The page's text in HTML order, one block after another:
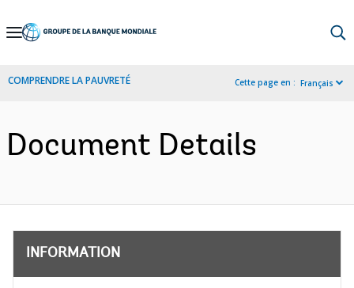
Skip
Navigation
COMPRENDRE LA PAUVRETÉ Cette page en : Français
Document Details
INFORMATION